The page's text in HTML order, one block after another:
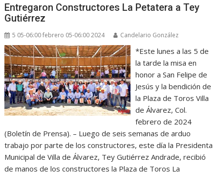
Entregaron Constructores La Petatera a Tey
Gutiérrez
5 05-06:00 febrero 05-06:00 2024 Candelario González
*Este lunes a las 5 de
la tarde la misa en
honor a San Felipe de
Jesús y la bendición de
la Plaza de Toros Villa
de Álvarez, Col.
febrero de 2024
(Boletín de Prensa). – Luego de seis semanas de arduo
trabajo por parte de los constructores, este día la Presidenta
Municipal de Villa de Álvarez, Tey Gutiérrez Andrade, recibió
de manos de los constructores la Plaza de Toros La